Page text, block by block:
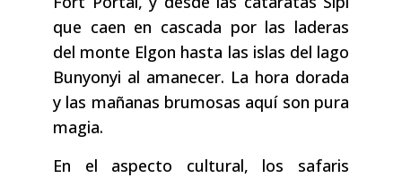
que caen en cascada por las laderas
del monte Elgon hasta las islas del lago
Bunyonyi al amanecer. La hora dorada
y las mañanas brumosas aquí son pura
magia.
En el aspecto cultural, los safaris